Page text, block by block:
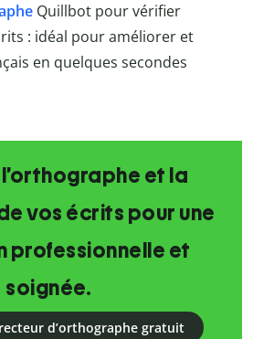
Quillbot pour vérifier
: idéal pour améliorer et
en quelques secondes
et la
vos écrits pour une
professionnelle et
soignée.
d’orthographe gratuit